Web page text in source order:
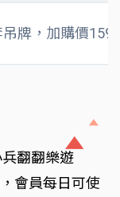
牌，加購價159
翻翻樂遊
會員每日可使